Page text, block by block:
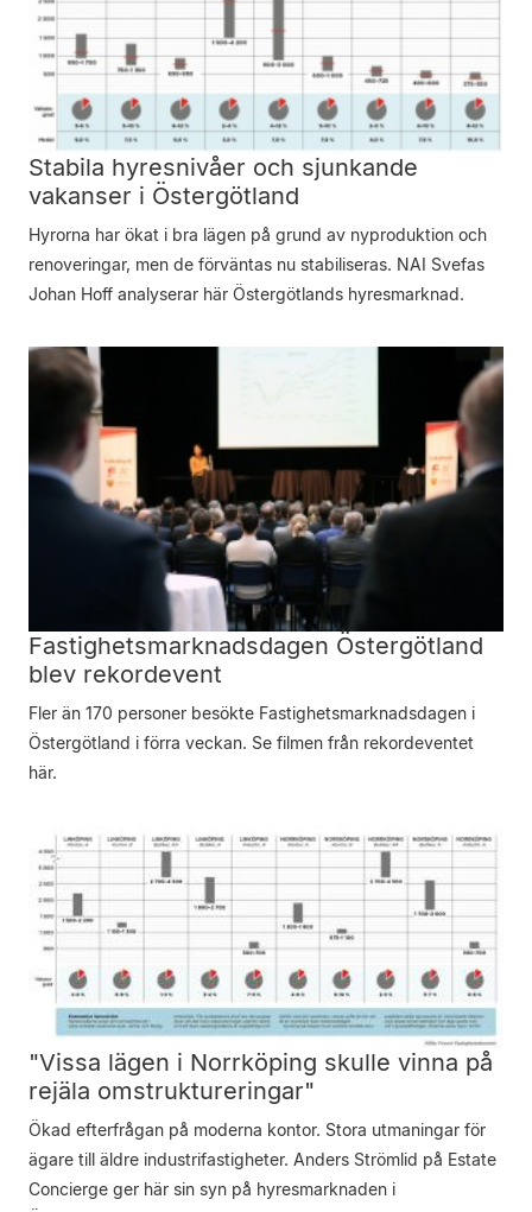
Stabila hyresnivåer och sjunkande
vakanser i Östergötland
Hyrorna har ökat i bra lägen på grund av nyproduktion och
renoveringar, men de förväntas nu stabiliseras. NAI Svefas
Johan Hoff analyserar här Östergötlands hyresmarknad.
Fastighetsmarknadsdagen Östergötland
blev rekordevent
Fler än 170 personer besökte Fastighetsmarknadsdagen i
Östergötland i förra veckan. Se filmen från rekordeventet
här.
"Vissa lägen i Norrköping skulle vinna på
rejäla omstruktureringar"
Ökad efterfrågan på moderna kontor. Stora utmaningar för
ägare till äldre industrifastigheter. Anders Strömlid på Estate
Concierge ger här sin syn på hyresmarknaden i